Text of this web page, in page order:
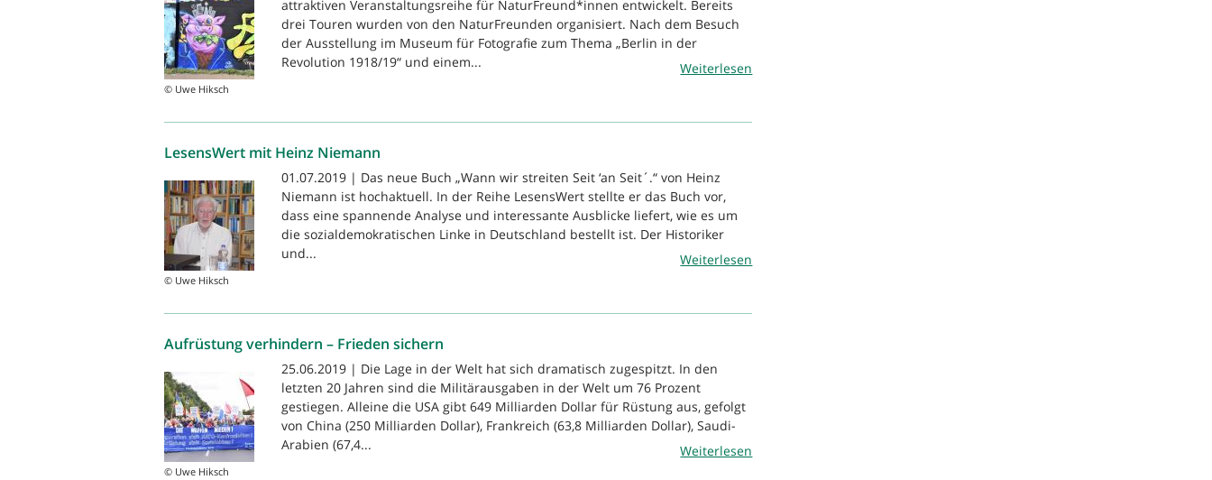
© Uwe Hiksch
attraktiven Veranstaltungsreihe für NaturFreund*innen entwickelt. Bereits
drei Touren wurden von den NaturFreunden organisiert. Nach dem Besuch
der Ausstellung im Museum für Fotografie zum Thema „Berlin in der
Revolution 1918/19“ und einem...
Weiterlesen
LesensWert mit Heinz Niemann
© Uwe Hiksch
01.07.2019 | Das neue Buch „Wann wir streiten Seit ‘an Seit´.“ von Heinz
Niemann ist hochaktuell. In der Reihe LesensWert stellte er das Buch vor,
dass eine spannende Analyse und interessante Ausblicke liefert, wie es um
die sozialdemokratischen Linke in Deutschland bestellt ist. Der Historiker
und...
Weiterlesen
Aufrüstung verhindern – Frieden sichern
© Uwe Hiksch
25.06.2019 | Die Lage in der Welt hat sich dramatisch zugespitzt. In den
letzten 20 Jahren sind die Militärausgaben in der Welt um 76 Prozent
gestiegen. Alleine die USA gibt 649 Milliarden Dollar für Rüstung aus, gefolgt
von China (250 Milliarden Dollar), Frankreich (63,8 Milliarden Dollar), Saudi-
Arabien (67,4...
Weiterlesen